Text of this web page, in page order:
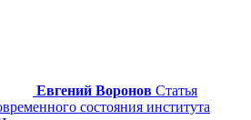
Евгений Воронов Статья
состояния института